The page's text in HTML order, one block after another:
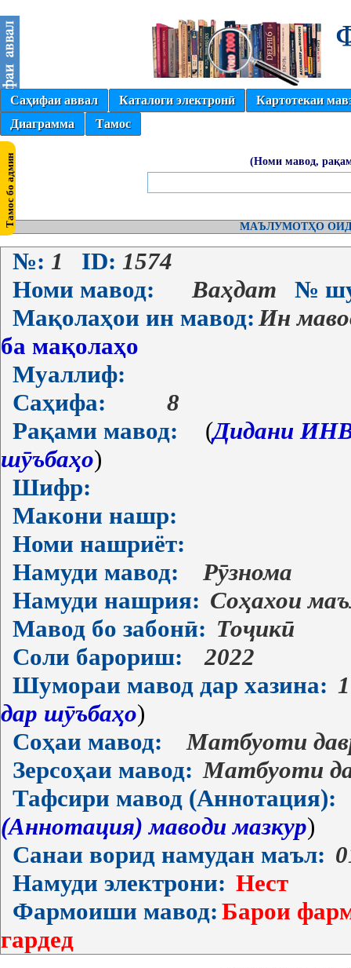
Саҳифаи аввал Каталоги электронӣ
Картотекаи
Диаграмма
Тамос
(Номи мавод,
МАЪЛУМОТҲО
№: 1 ID: 1574
Номи мавод:
Ваҳдат
№
Мақолаҳои ин мавод: Ин
ба мақолаҳо
Муаллиф:
Саҳифа:
8
Рақами мавод:
(Дидани
шӯъбаҳо)
Шифр:
Макони нашр:
Номи нашриёт:
Намуди мавод:
Рӯзнома
Намуди нашрия: Соҳахои
Мавод бо забонӣ: Тоҷикӣ
Соли барориш:
2022
Шумораи мавод дар хазина: 1
дар шӯъбаҳо)
Соҳаи мавод:
Матбуоти
Зерсоҳаи мавод: Матбуоти
Тафсири мавод (Аннотация):
(Аннотация) маводи мазкур)
Санаи ворид намудан маъл:
Намуди электрони: Нест
Фармоиши мавод: Барои
гардед